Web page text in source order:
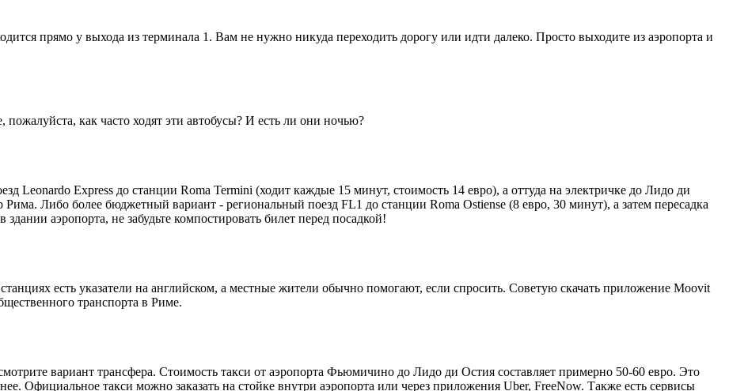
прямо у выхода из терминала 1. Вам не нужно никуда переходить дорогу или идти далеко. Просто выходите из аэропорта и
как часто ходят эти автобусы? И есть ли они ночью?
Leonardo Express до станции Roma Termini (ходит каждые 15 минут, стоимость 14 евро), а оттуда на электричке до Лидо ди
Либо более бюджетный вариант - региональный поезд FL1 до станции Roma Ostiense (8 евро, 30 минут), а затем пересадка
аэропорта, не забудьте компостировать билет перед посадкой!
есть указатели на английском, а местные жители обычно помогают, если спросить. Советую скачать приложение Moovit
транспорта в Риме.
вариант трансфера. Стоимость такси от аэропорта Фьюмичино до Лидо ди Остия составляет примерно 50-60 евро. Это
Официальное такси можно заказать на стойке внутри аэропорта или через приложения Uber, FreeNow. Также есть сервисы